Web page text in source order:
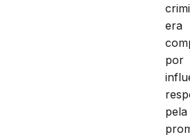
era
por
pela